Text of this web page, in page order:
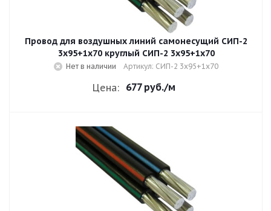
Провод для воздушных линий самонесущий СИП-2
3х95+1х70 круглый СИП-2 3х95+1х70
Нет в наличии Артикул: СИП-2 3х95+1х70
Цена: 677 руб./м